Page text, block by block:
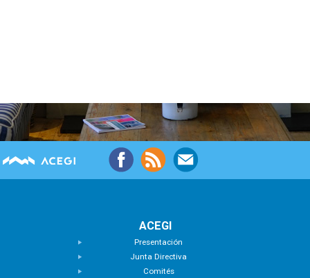
ACEGI
Presentación
Junta Directiva
Comités